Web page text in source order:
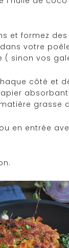
et formez
votre
( sinon vos
côté et
absorbant
grasse
en entrée